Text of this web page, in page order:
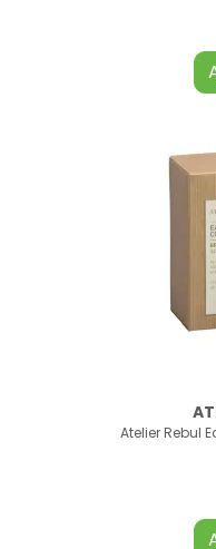
Atelier Rebul